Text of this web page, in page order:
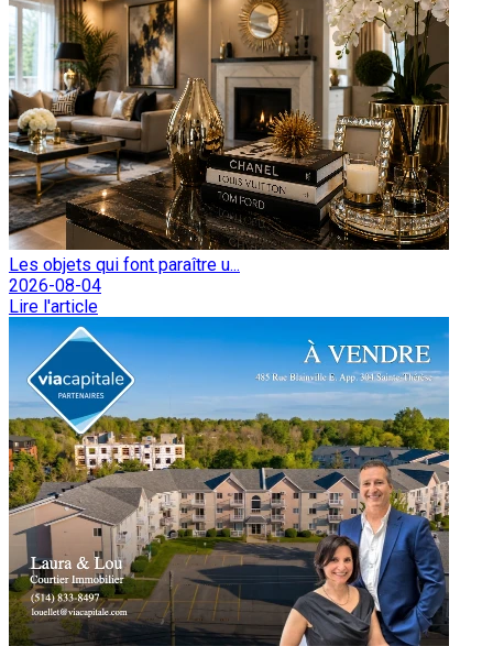
Les objets qui font paraître u...
2026-08-04
Lire l'article